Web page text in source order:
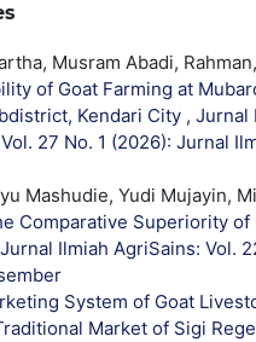
Musram Abadi, Rahman,
of Goat Farming at
Kendari City , Jurnal
27 No. 1 (2026): Jurnal
Mashudie, Yudi Mujayin,
Comparative Superiority of
Jurnal Ilmiah AgriSains: Vol.
System of Goat
Market of Sigi